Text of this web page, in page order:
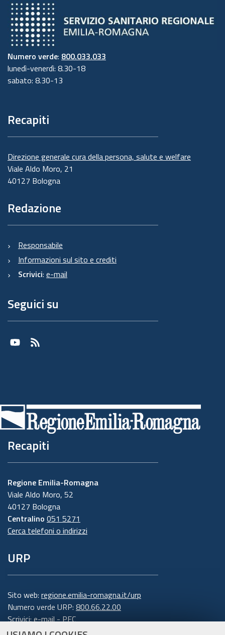
Numero verde: 800.033.033
lunedì-venerdì: 8.30-18
sabato: 8.30-13
Recapiti
Direzione generale cura della persona, salute e welfare
Viale Aldo Moro, 21
40127 Bologna
Redazione
Responsabile
Informazioni sul sito e crediti
Scrivici: e-mail
Seguici su
Youtube
RSS
Recapiti
Regione Emilia-Romagna
Viale Aldo Moro, 52
40127 Bologna
Centralino 051 5271
Cerca telefoni o indirizzi
URP
Sito web: regione.emilia-romagna.it/urp
Numero verde URP: 800.66.22.00
Scrivici:e-mail-PEC